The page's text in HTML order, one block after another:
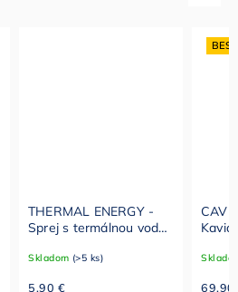
THERMAL ENERGY -
Sprej s termálnou vodou
Skladom (>5 ks)
5,90 € 69,90